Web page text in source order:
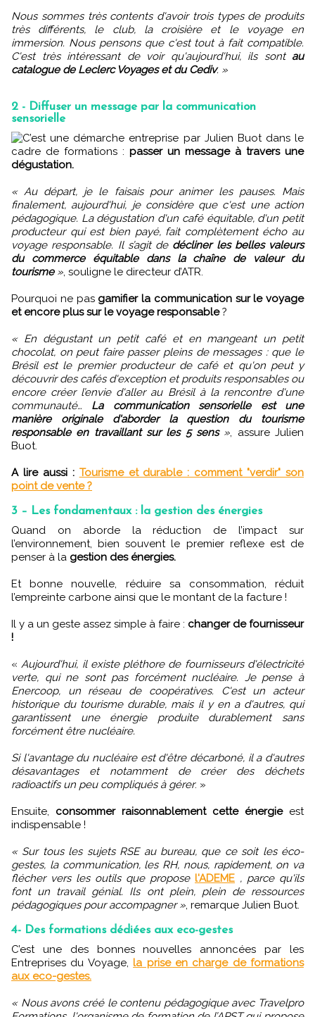
Nous sommes très contents d'avoir trois types de produits
très différents, le club, la croisière et le voyage en
immersion. Nous pensons que c'est tout à fait compatible.
C'est très intéressant de voir qu'aujourd'hui, ils sont au
catalogue de Leclerc Voyages et du Cediv. »
2 - Diffuser un message par la communication
sensorielle
C’est une démarche entreprise par Julien Buot dans le
cadre de formations : passer un message à travers une
dégustation.
« Au départ, je le faisais pour animer les pauses. Mais
finalement, aujourd'hui, je considère que c'est une action
pédagogique. La dégustation d'un café équitable, d'un petit
producteur qui est bien payé, fait complètement écho au
voyage responsable. Il s’agit de décliner les belles valeurs
du commerce équitable dans la chaîne de valeur du
tourisme» , souligne le directeur d’ATR.
Pourquoi ne pas gamifier la communication sur le voyage
et encore plus sur le voyage responsable?
« En dégustant un petit café et en mangeant un petit
chocolat, on peut faire passer pleins de messages : que le
Brésil est le premier producteur de café et qu'on peut y
découvrir des cafés d'exception et produits responsables ou
encore créer l’envie d'aller au Brésil à la rencontre d'une
communauté… La communication sensorielle est une
manière originale d'aborder la question du tourisme
responsable en travaillant sur les 5 sens» , assure Julien
Buot.
A lire aussi : Tourisme et durable : comment "verdir" son
point de vente ?
3 – Les fondamentaux : la gestion des énergies
Quand on aborde la réduction de l’impact sur
l’environnement, bien souvent le premier reflexe est de
penser à la gestion des énergies.
Et bonne nouvelle, réduire sa consommation, réduit
l’empreinte carbone ainsi que le montant de la facture !
Il y a un geste assez simple à faire : changer de fournisseur
!
« Aujourd'hui, il existe pléthore de fournisseurs d'électricité
verte, qui ne sont pas forcément nucléaire. Je pense à
Enercoop, un réseau de coopératives. C'est un acteur
historique du tourisme durable, mais il y en a d'autres, qui
garantissent une énergie produite durablement sans
forcément être nucléaire.
Si l'avantage du nucléaire est d'être décarboné, il a d'autres
désavantages et notamment de créer des déchets
radioactifs un peu compliqués à gérer. »
Ensuite, consommer raisonnablement cette énergieest
indispensable !
« Sur tous les sujets RSE au bureau, que ce soit les éco-
gestes, la communication, les RH, nous, rapidement, on va
flécher vers les outils que propose l'ADEME , parce qu'ils
font un travail génial. Ils ont plein, plein de ressources
pédagogiques pour accompagner » , remarque Julien Buot.
4- Des formations dédiées aux eco-gestes
C’est une des bonnes nouvelles annoncées par les
Entreprises du Voyage, la prise en charge de formations
aux eco-gestes.
« Nous avons créé le contenu pédagogique avec Travelpro